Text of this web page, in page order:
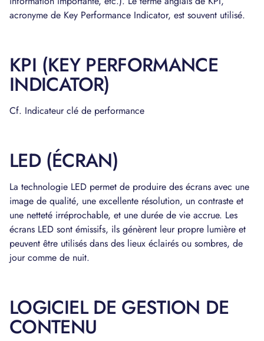
acronyme de Key Performance Indicator, est souvent utilisé.
KPI (KEY PERFORMANCE
INDICATOR)
Cf. Indicateur clé de performance
LED (ÉCRAN)
La technologie LED permet de produire des écrans avec une
image de qualité, une excellente résolution, un contraste et
une netteté irréprochable, et une durée de vie accrue. Les
écrans LED sont émissifs, ils génèrent leur propre lumière et
peuvent être utilisés dans des lieux éclairés ou sombres, de
jour comme de nuit.
LOGICIEL DE GESTION DE
CONTENU